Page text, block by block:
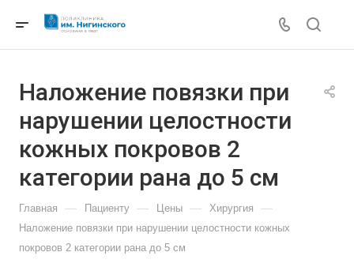
Наложение повязки при
нарушении целостности
кожных покровов 2
категории рана до 5 см
Главная — Пациенту — Цены — Хирургия —
Наложение повязки при нарушении целостности кожных
покровов 2 категории рана до 5 см